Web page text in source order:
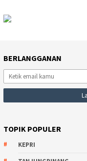
BERLANGGANAN
TOPIK POPULER
KEPRI